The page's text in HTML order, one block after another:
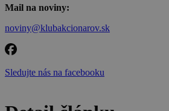
Mail na noviny:
noviny@klubakcionarov.sk
Sledujte nás na facebooku